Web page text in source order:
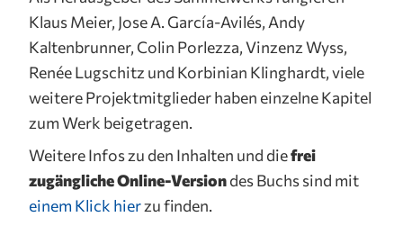
Klaus Meier, Jose A. García-Avilés, Andy
Kaltenbrunner, Colin Porlezza, Vinzenz Wyss,
Renée Lugschitz und Korbinian Klinghardt, viele
weitere Projektmitglieder haben einzelne Kapitel
zum Werk beigetragen.
Weitere Infos zu den Inhalten und diefrei
zugängliche Online-Versiondes Buchs sind mit
einem Klick hierzu finden.